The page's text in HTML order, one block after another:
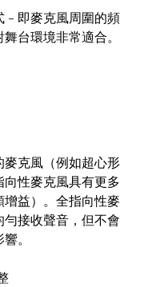
- 即麥克風周圍的頻
台環境非常適合。
克風（例如超心形
性麥克風具有更多
益）。全指向性麥
接收聲音，但不會
。